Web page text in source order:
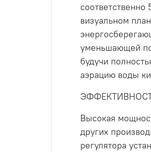
визуальном
уменьшающей
будучи
аэрацию воды
Высокая
других
регулятора